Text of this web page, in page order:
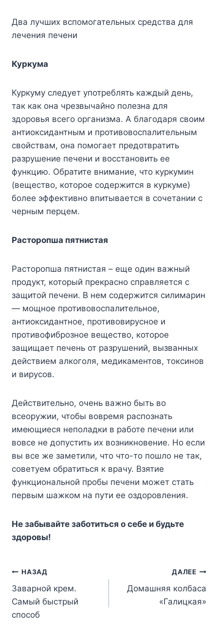
Два лучших вспомогательных средства для
лечения печени
Куркума
Куркуму следует употреблять каждый день,
так как она чрезвычайно полезна для
здоровья всего организма. А благодаря своим
антиоксидантным и противовоспалительным
свойствам, она помогает предотвратить
разрушение печени и восстановить ее
функцию. Обратите внимание, что куркумин
(вещество, которое содержится в куркуме)
более эффективно впитывается в сочетании с
черным перцем.
Расторопша пятнистая
Расторопша пятнистая – еще один важный
продукт, который прекрасно справляется с
защитой печени. В нем содержится силимарин
— мощное противовоспалительное,
антиоксидантное, противовирусное и
противофиброзное вещество, которое
защищает печень от разрушений, вызванных
действием алкоголя, медикаментов, токсинов
и вирусов.
Действительно, очень важно быть во
всеоружии, чтобы вовремя распознать
имеющиеся неполадки в работе печени или
вовсе не допустить их возникновение. Но если
вы все же заметили, что что-то пошло не так,
советуем обратиться к врачу. Взятие
функциональной пробы печени может стать
первым шажком на пути ее оздоровления.
Не забывайте заботиться о себе и будьте
здоровы!
Навигация
по
записям
НАЗАД
Заварной крем.
Самый быстрый
способ
ДАЛЕЕ
Домашняя колбаса
«Галицкая»